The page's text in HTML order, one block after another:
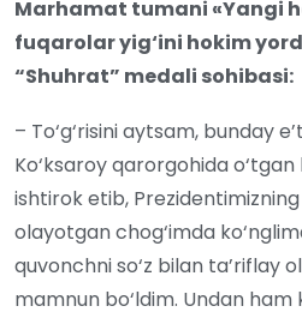
Marhamat tumani «Yangi
fuqarolar yig‘ini hokim
“Shuhrat” medali sohibasi:
– To‘g‘risini aytsam, bunday
Ko‘ksaroy qarorgohida
ishtirok etib,
olayotgan chog‘imda
quvonchni so‘z bilan ta’riflay
mamnun bo‘ldim. Undan ham